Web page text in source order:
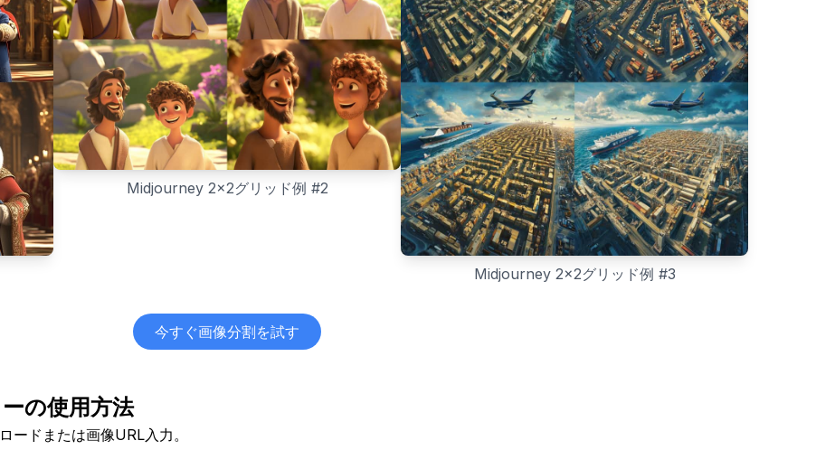
Midjourney 2x2グリッド例 #2
Midjourney 2x2グリッド例 #3
今すぐ画像分割を試す
の使用方法
ードまたは画像URL入力。